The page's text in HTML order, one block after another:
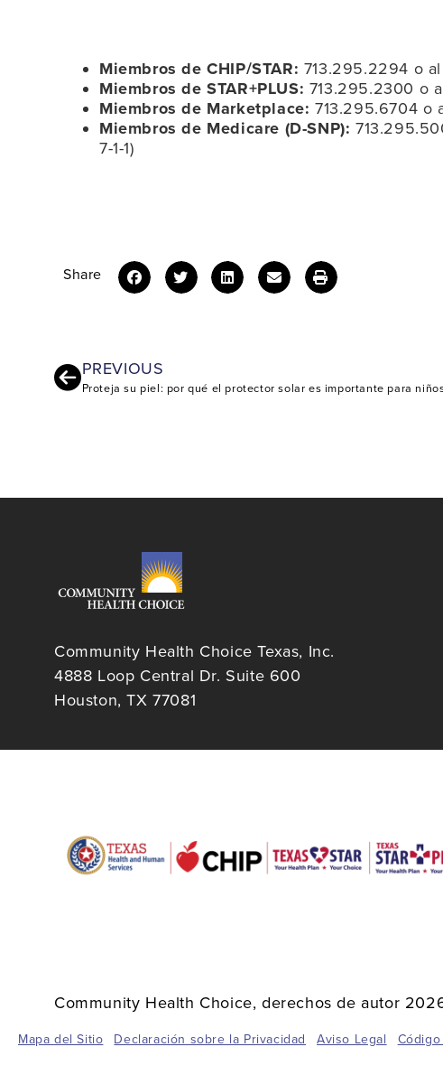
Miembros de CHIP/STAR: 713.295.2294 o al
Miembros de STAR+PLUS: 713.295.2300 o
Miembros de Marketplace: 713.295.6704 o
Miembros de Medicare (D-SNP):
7-1-1)
Share
PREVIOUS
Proteja su piel: por qué el protector solar es importante para
Community Health Choice Texas, Inc.
4888 Loop Central Dr. Suite 600
Houston, TX 77081
Community Health Choice, derechos de autor
Mapa del Sitio Declaración sobre la Privacidad Aviso Legal